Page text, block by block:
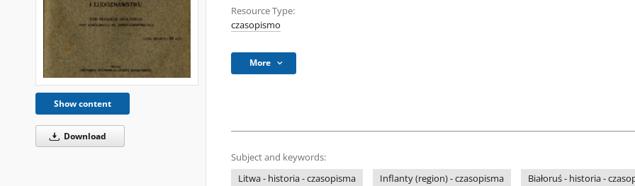
Show content
Download
Resource Type:
czasopismo
More
Subject and keywords:
Litwa - historia - czasopisma
Inflanty (region) - czasopisma Białoruś - historia -